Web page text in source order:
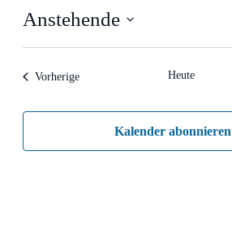
Anstehende
VorherigeVeranstaltungen Heute
Kalender abonnieren